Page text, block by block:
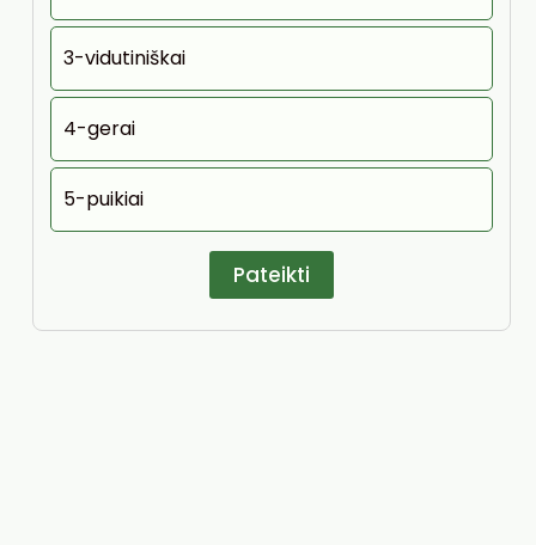
3-vidutiniškai
4-gerai
5-puikiai